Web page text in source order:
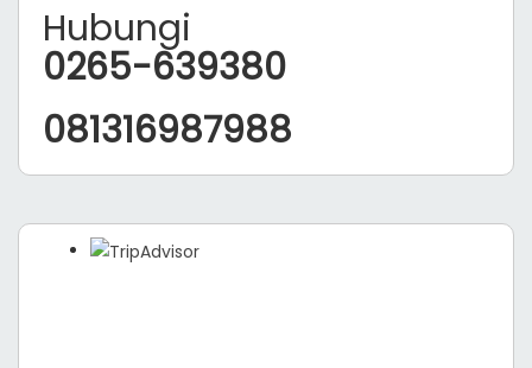
Hubungi
0265-639380
081316987988